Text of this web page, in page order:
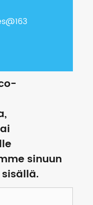
sinuun